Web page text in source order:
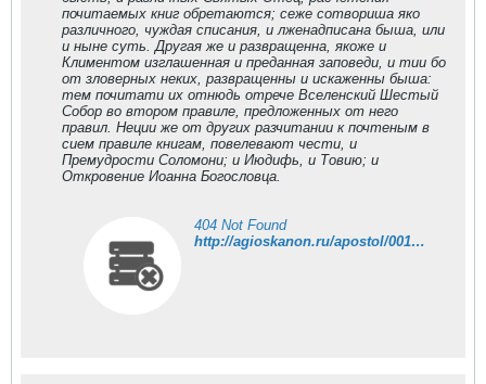
почитаемых книг обретаются; сеже сотвориша яко
различного, чуждая списания, и лженадписана быша, или
и ныне суть. Другая же и развращенна, якоже и
Климентом изглашенная и преданная заповеди, и тии бо
от зловерных неких, развращенны и искаженны быша:
тем почитати их отнюдь отрече Вселенский Шестый
Собор во втором правиле, предложенных от него
правил. Неции же от других разчитании к почтеным в
сием правиле книгам, повелевают чести, и
Премудрости Соломони; и Июдифь, и Товию; и
Откровение Иоанна Богословца.
404 Not Found
http://agioskanon.ru/apostol/001.htm